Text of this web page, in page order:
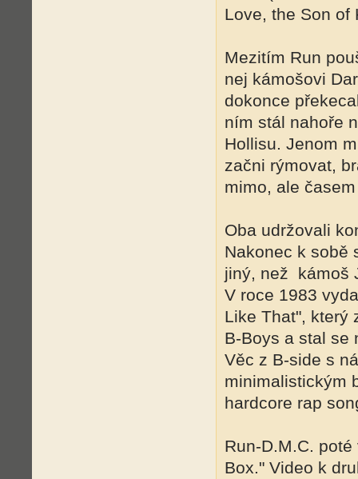
Love, the Son of
Mezitím Run
nej kámošovi
dokonce
ním stál nahoře
Hollisu. Jenom
začni rýmovat,
mimo, ale
Oba udržovali
Nakonec k sobě
jiný, než kámoš
V roce 1983
Like That", který
B-Boys a stal se
Věc z B-side s
minimalistickým
hardcore rap
Run-D.M.C.
Box." Video k